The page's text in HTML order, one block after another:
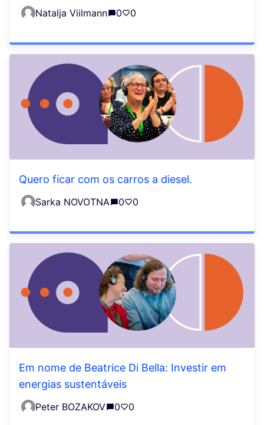
Natalja Viilmann 0 0
Quero ficar com os carros a diesel.
Sarka NOVOTNA 0 0
Em nome de Beatrice Di Bella: Investir em
energias sustentáveis
Peter BOZAKOV 0 0